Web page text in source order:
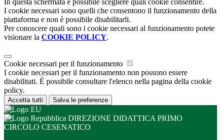
In questa schermata è possibile scegliere quali cookie consentire.
I cookie necessari sono quelli che consentono il funzionamento della
piattaforma e non è possibile disabilitarli.
Per conoscere quali sono i cookie necessari al funzionamento potete
visionare la COOKIE POLICY.
Cookie necessari per il funzionamento
I cookie necessari per il funzionamento non possono essere
disabilitati. È possibile consultare l'elenco nella pagina della cookie
policy.
Accetta tutti Salva le preferenze
DIREZIONE DIDATTICA PRIMO
CIRCOLO CESENATICO